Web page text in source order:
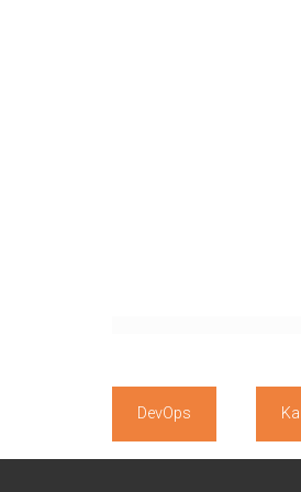
DevOps